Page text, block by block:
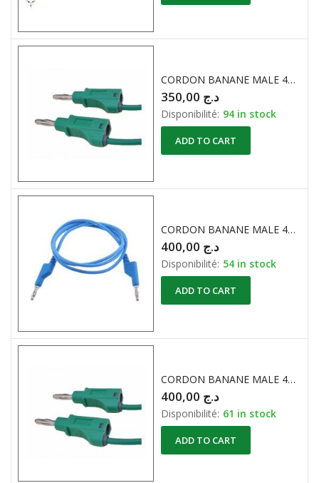
CORDON BANANE MALE 4mm 30CM VERT HIRSCHMANN
د.ج
Disponibilité: 94 in stock
ADD TO CART
CORDON BANANE MALE 4mm 50CM BLEU HIRSCHMANN
د.ج
Disponibilité: 54 in stock
ADD TO CART
CORDON BANANE MALE 4mm 50CM VERT HIRSCHMANN
د.ج
Disponibilité: 61 in stock
ADD TO CART